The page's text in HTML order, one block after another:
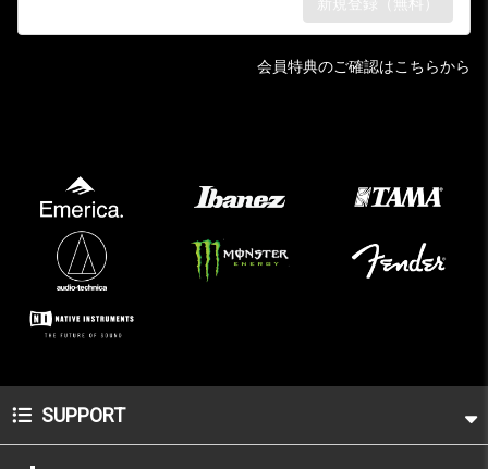
会員特典のご確認はこちらから
SUPPORT